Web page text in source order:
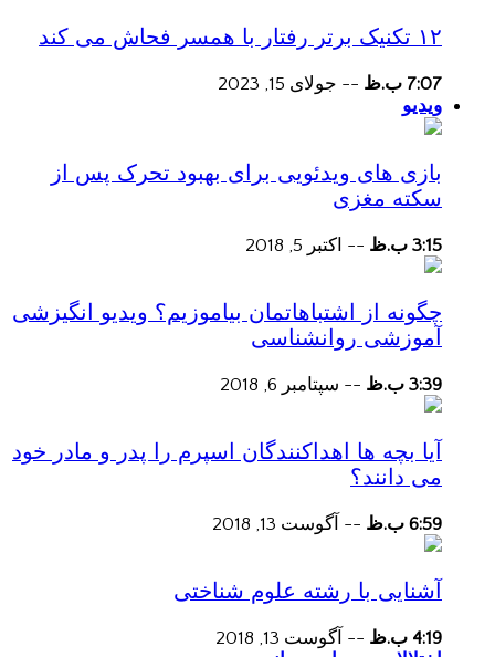
۱۲ تکنیک برتر رفتار با همسر فحاش می کند
7:07 ب.ظ -- جولای 15, 2023
ویدیو
بازی های ویدئویی برای بهبود تحرک پس از
سکته مغزی
3:15 ب.ظ -- اکتبر 5, 2018
چگونه از اشتباهاتمان بیاموزیم؟ ویدیو انگیزشی
آموزشی روانشناسی
3:39 ب.ظ -- سپتامبر 6, 2018
آیا بچه ها اهداکنندگان اسپرم را پدر و مادر خود
می دانند؟
6:59 ب.ظ -- آگوست 13, 2018
آشنایی با رشته علوم شناختی
4:19 ب.ظ -- آگوست 13, 2018